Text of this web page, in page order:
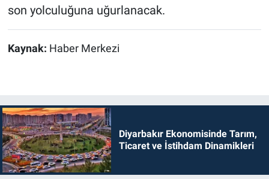
son yolculuğuna uğurlanacak.
Kaynak: Haber Merkezi
Diyarbakır Ekonomisinde Tarım,
Ticaret ve İstihdam Dinamikleri